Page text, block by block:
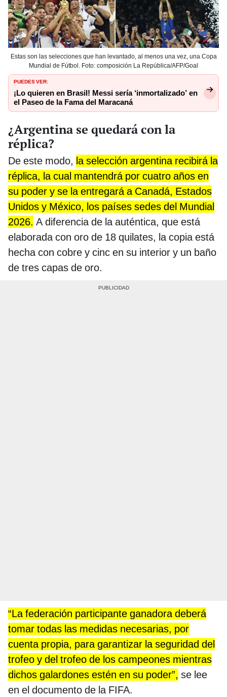
Estas son las selecciones que han levantado, al menos una vez, una Copa
Mundial de Fútbol. Foto: composición La República/AFP/Goal
PUEDES VER:
¡Lo quieren en Brasil! Messi sería ‘inmortalizado’ en
el Paseo de la Fama del Maracaná
¿Argentina se quedará con la
réplica?
De este modo, la selección argentina recibirá la
réplica, la cual mantendrá por cuatro años en
su poder y se la entregará a Canadá, Estados
Unidos y México, los países sedes del Mundial
2026. A diferencia de la auténtica, que está
elaborada con oro de 18 quilates, la copia está
hecha con cobre y cinc en su interior y un baño
de tres capas de oro.
“La federación participante ganadora deberá
tomar todas las medidas necesarias, por
cuenta propia, para garantizar la seguridad del
trofeo y del trofeo de los campeones mientras
dichos galardones estén en su poder”, se lee
en el documento de la FIFA.